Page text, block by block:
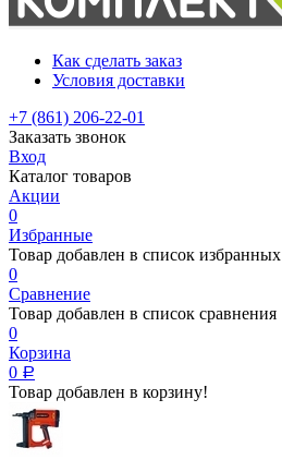
Как сделать заказ
Условия доставки
+7 (861) 206-22-01
Заказать звонок
Вход
Каталог товаров
Акции
0
Избранные
Товар добавлен в список избранных
0
Сравнение
Товар добавлен в список сравнения
0
Корзина
0 Р
Товар добавлен в корзину!